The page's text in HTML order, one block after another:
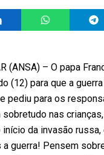
(ANSA) – O papa
(12) para que a guerra
pediu para os
nas
da invasão russa,
a guerra! Pensem